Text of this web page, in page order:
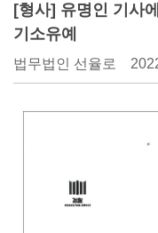
[형사] 유명인 기사
기소유예
법무법인 선율로